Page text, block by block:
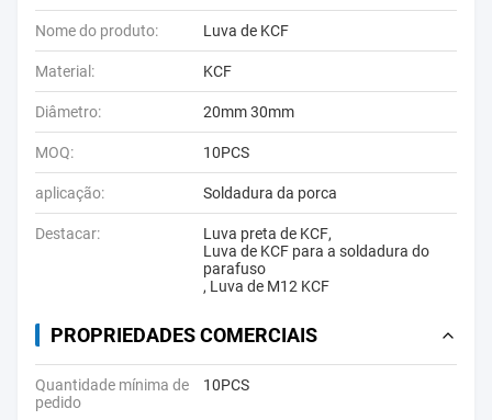
Nome do produto: Luva de KCF
Material: KCF
Diâmetro: 20mm 30mm
MOQ: 10PCS
aplicação: Soldadura da porca
Destacar: Luva preta de KCF,
Luva de KCF para a soldadura do
parafuso
, Luva de M12 KCF
PROPRIEDADES COMERCIAIS
Quantidade mínima de
pedido
10PCS